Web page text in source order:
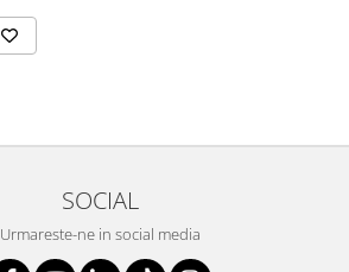
SOCIAL
Urmareste-ne in social media